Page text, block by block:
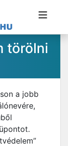
törölni
a jobb